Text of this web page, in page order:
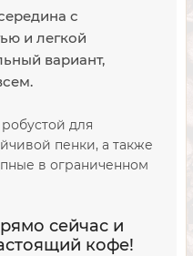
с
и легкой
вариант,
для
пенки, а также
в ограниченном
сейчас и
кофе!